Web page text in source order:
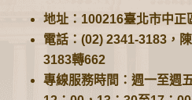
地址：100216臺北市中正
電話：(02) 2341-3183，
3183轉662
專線服務時間：週一至週